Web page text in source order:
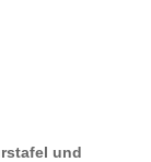
und